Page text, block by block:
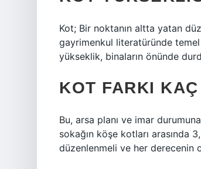
Kot; Bir noktanın altta yatan
gayrimenkul literatüründe
yükseklik, binaların önünde
KOT FARKI
Bu, arsa planı ve imar
sokağın köşe kotları arasında
düzenlenmeli ve her derecenin